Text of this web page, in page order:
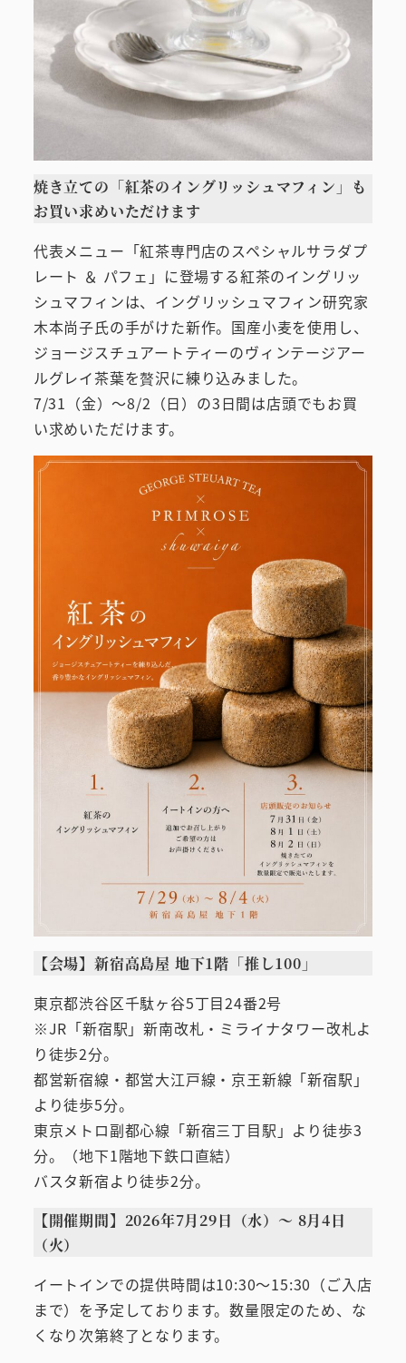
焼き立ての「紅茶のイングリッシュマフィン」も
お買い求めいただけます
代表メニュー「紅茶専門店のスペシャルサラダプ
レート ＆ パフェ」に登場する紅茶のイングリッ
シュマフィンは、イングリッシュマフィン研究家
木本尚子氏の手がけた新作。国産小麦を使用し、
ジョージスチュアートティーのヴィンテージアー
ルグレイ茶葉を贅沢に練り込みました。
7/31（金）～8/2（日）の3日間は店頭でもお買
い求めいただけます。
【会場】新宿高島屋 地下1階「推し100」
東京都渋谷区千駄ヶ谷5丁目24番2号
※JR「新宿駅」新南改札・ミライナタワー改札よ
り徒歩2分。
都営新宿線・都営大江戸線・京王新線「新宿駅」
より徒歩5分。
東京メトロ副都心線「新宿三丁目駅」より徒歩3
分。（地下1階地下鉄口直結）
バスタ新宿より徒歩2分。
【開催期間】2026年7月29日（水）～ 8月4日
（火）
イートインでの提供時間は10:30～15:30（ご入店
まで）を予定しております。数量限定のため、な
くなり次第終了となります。